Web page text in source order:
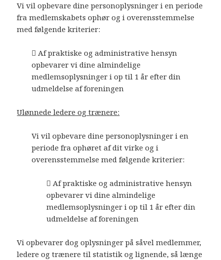
Vi vil opbevare dine personoplysninger i en periode
fra medlemskabets ophør og i overensstemmelse
med følgende kriterier:
 Af praktiske og administrative hensyn
opbevarer vi dine almindelige
medlemsoplysninger i op til 1 år efter din
udmeldelse af foreningen
Ulønnede ledere og trænere:
Vi vil opbevare dine personoplysninger i en
periode fra ophøret af dit virke og i
overensstemmelse med følgende kriterier:
 Af praktiske og administrative hensyn
opbevarer vi dine almindelige
medlemsoplysninger i op til 1 år efter din
udmeldelse af foreningen
Vi opbevarer dog oplysninger på såvel medlemmer,
ledere og trænere til statistik og lignende, så længe